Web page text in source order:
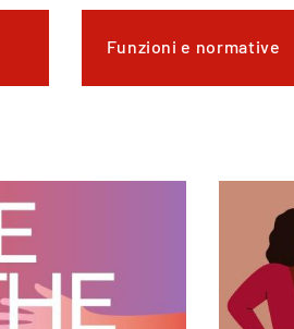
Funzioni e normative